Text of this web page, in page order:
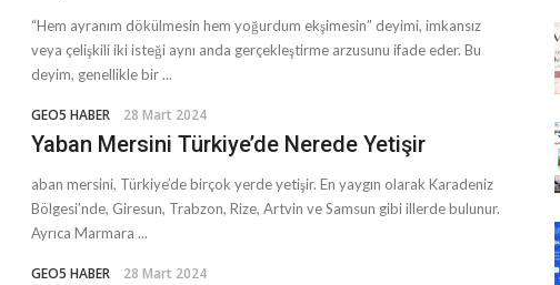
“Hem ayranım dökülmesin hem yoğurdum ekşimesin” deyimi, imkansız
veya çelişkili iki isteği aynı anda gerçekleştirme arzusunu ifade eder. Bu
deyim, genellikle bir ...
GEO5 HABER 28 Mart 2024
Yaban Mersini Türkiye’de Nerede Yetişir
aban mersini, Türkiye’de birçok yerde yetişir. En yaygın olarak Karadeniz
Bölgesi’nde, Giresun, Trabzon, Rize, Artvin ve Samsun gibi illerde bulunur.
Ayrıca Marmara ...
GEO5 HABER 28 Mart 2024